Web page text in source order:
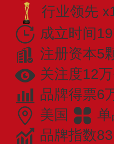
行业领先
成立时间
注册资本5
关注度12
品牌得票6
美国
品牌指数